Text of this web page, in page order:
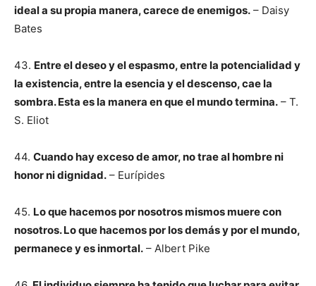
ideal a su propia manera, carece de enemigos. – Daisy
Bates
43. Entre el deseo y el espasmo, entre la potencialidad y
la existencia, entre la esencia y el descenso, cae la
sombra. Esta es la manera en que el mundo termina. – T.
S. Eliot
44. Cuando hay exceso de amor, no trae al hombre ni
honor ni dignidad. – Eurípides
45. Lo que hacemos por nosotros mismos muere con
nosotros. Lo que hacemos por los demás y por el mundo,
permanece y es inmortal. – Albert Pike